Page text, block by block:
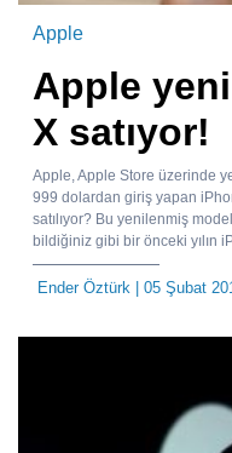
Apple
Apple
X satıyor!
Apple, Apple Store üzerinde
999 dolardan giriş yapan
satılıyor? Bu yenilenmiş
bildiğiniz gibi bir önceki yılın
Ender Öztürk | 05 Şubat